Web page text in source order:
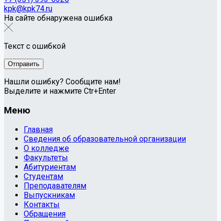
kpk@kpk74.ru
На сайте обнаружена ошибка
Текст с ошибкой
Нашли ошибку? Сообщите нам!
Выделите и нажмите Ctr+Enter
Меню
Главная
Сведения об образовательной организации
О колледже
Факультеты
Абитуриентам
Студентам
Преподавателям
Выпускникам
Контакты
Обращения